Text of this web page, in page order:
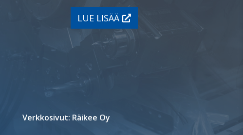
LUE LISÄÄ
Verkkosivut: Räikee Oy